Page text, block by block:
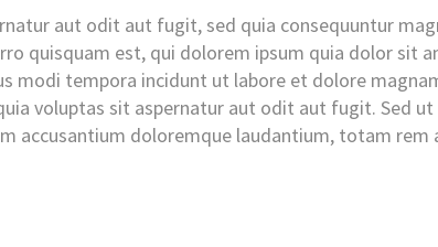
aut odit aut fugit, sed quia consequuntur
quisquam est, qui dolorem ipsum quia dolor sit
modi tempora incidunt ut labore et dolore
voluptas sit aspernatur aut odit aut fugit. Sed ut
accusantium doloremque laudantium, totam rem